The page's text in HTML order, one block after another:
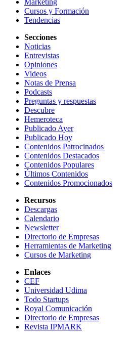
Marketing
Cursos y Formación
Tendencias
Secciones
Noticias
Entrevistas
Opiniones
Videos
Notas de Prensa
Podcasts
Preguntas y respuestas
Descubre
Hemeroteca
Publicado Ayer
Publicado Hoy
Contenidos Patrocinados
Contenidos Destacados
Contenidos Populares
Últimos Contenidos
Contenidos Promocionados
Recursos
Descargas
Calendario
Newsletter
Directorio de Empresas
Herramientas de Marketing
Cursos de Marketing
Enlaces
CEF
Universidad Udima
Todo Startups
Royal Comunicación
Directorio de Empresas
Revista IPMARK